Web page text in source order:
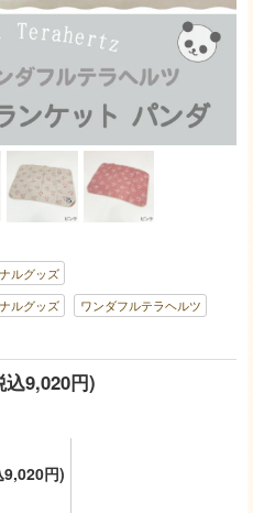
ルグッズ
ルグッズ
ワンダフルテラヘルツ
9,020円)
円)